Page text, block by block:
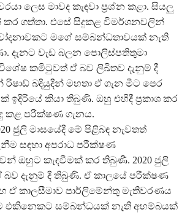
ලෙස මාවද කැඳවා ප්‍රශ්න කළා. සියලු
ගත්තා. එසේ සිදුකළ විමර්ශනවලින්
මගේ සම්බන්ධතාවයක් නැති
දැනට වැඩ බලන පොලිස්පතිතුමා
කමිටුවත් ඒ බව ලිඛිතව දැනුම් දී
බදියුදීන් මහතා ඒ ගැන මීට පෙර
ඉදිරියේ කියා තිබුණි. ඔහු එහිදී ප්‍රකාශ කර
කළ පරීක්ෂණ ගැනය.
ජුලි මාසයේදී මේ පිළිබඳ නැවතත්
සඳහා අපරාධ පරීක්ෂණ
ඔහුට කැඳවීමක් කර තිබුණි. 2020 ජුලි
බව දැනුම් දී තිබුණි. ඒ කාලයේ පරීක්ෂණ
ඒ කාලසීමාව පාර්ලිමේන්තු මැතිවරණය
එකිනෙකට සම්බන්ධයක් නැති අහම්බයක්